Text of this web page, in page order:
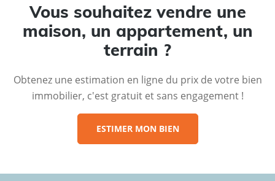
Vous souhaitez vendre une
maison, un appartement, un
terrain ?
Obtenez une estimation en ligne du prix de votre bien
immobilier, c'est gratuit et sans engagement !
ESTIMER MON BIEN